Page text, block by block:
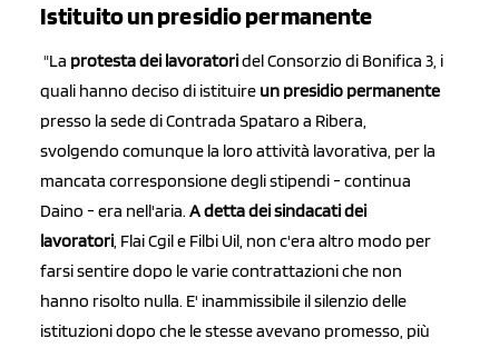
Istituito un presidio permanente
"La protesta dei lavoratoridel Consorzio di Bonifica 3, i
quali hanno deciso di istituire un presidio permanente
presso la sede di Contrada Spataro a Ribera,
svolgendo comunque la loro attività lavorativa, per la
mancata corresponsione degli stipendi - continua
Daino - era nell'aria. A detta dei sindacati dei
lavoratori , Flai Cgil e Filbi Uil, non c'era altro modo per
farsi sentire dopo le varie contrattazioni che non
hanno risolto nulla. E' inammissibile il silenzio delle
istituzioni dopo che le stesse avevano promesso, più